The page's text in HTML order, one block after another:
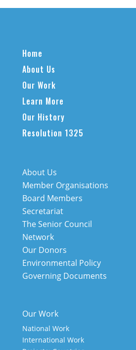
Home
About Us
Our Work
Learn More
Our History
Resolution 1325
About Us
Member Organisations
Board Members
Secretariat
The Senior Council
Network
Our Donors
Environmental Policy
Governing Documents
Our Work
National Work
International Work